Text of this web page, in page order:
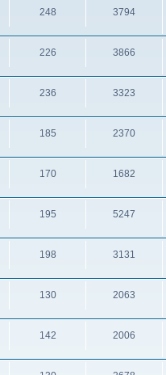
248 3794
226 3866
236 3323
185 2370
170 1682
195 5247
198 3131
130 2063
142 2006